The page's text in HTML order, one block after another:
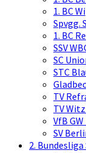
1. BC
Spvgg.
1. BC
SSV
SC
STC
TV
TV
VfB
SV
2. Bundesliga